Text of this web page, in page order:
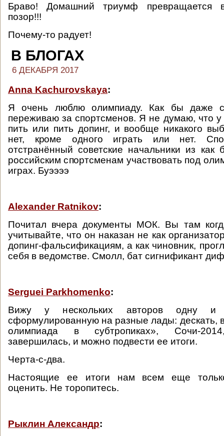
Браво! Домашний триумф превращается
позор!!!
Почему-то радует!
В БЛОГАХ
6 ДЕКАБРЯ 2017
Anna Kachurovskaya:
Я очень люблю олимпиаду. Как бы даже
переживаю за спортсменов. Я не думаю, что у
пить или пить допинг, и вообще никакого
нет, кроме одного играть или нет.
отстранённый советские начальники из как
российским спортсменам участвовать под
играх. Буээээ
Alexander Ratnikov:
Почитал вчера документы МОК. Вы там
учитывайте, что он наказан не как
допинг-фальсификациям, а как чиновник,
себя в ведомстве. Смолл, бат сигнификант
Serguei Parkhomenko:
Вижу у нескольких авторов одну
сформулированную на разные лады: дескать,
олимпиада в субтропиках», Сочи-
завершилась, и можно подвести ее итоги.
Черта-с-два.
Настоящие ее итоги нам всем еще
оценить. Не торопитесь.
Рыклин Александр: